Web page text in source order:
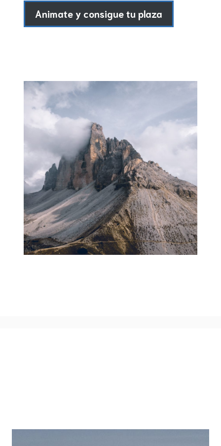
Animate y consigue tu plaza